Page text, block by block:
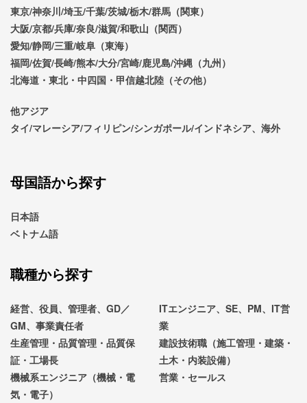
東京/神奈川/埼玉/千葉/茨城/栃木/群馬（関東）
大阪/京都/兵庫/奈良/滋賀/和歌山（関西）
愛知/静岡/三重/岐阜（東海）
福岡/佐賀/長崎/熊本/大分/宮崎/鹿児島/沖縄（九州）
北海道・東北・中四国・甲信越北陸（その他）
他アジア
タイ/マレーシア/フィリピン/シンガポール/インドネシア、海外
母国語から探す
日本語
ベトナム語
職種から探す
経営、役員、管理者、GD／
GM、事業責任者
ITエンジニア、SE、PM、IT営
業
生産管理・品質管理・品質保
証・工場長
建設技術職（施工管理・建築・
土木・内装設備）
機械系エンジニア（機械・電
気・電子）
営業・セールス